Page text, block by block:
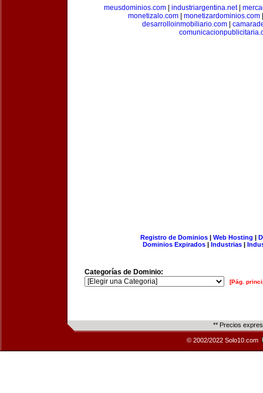
meusdominios.com| industriargentina.net|
monetizalo.com| monetizardominios.com
desarrolloinmobiliario.com
Registro de Dominios| Web Hosting |
Dominios Expirados | Industrias |
Categorías de Dominio:
[Pág.
** Precios
© 2002/2022 Solo10.com